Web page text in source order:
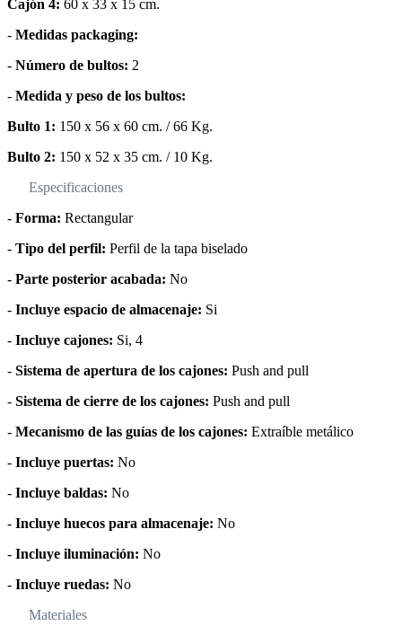
Cajón 4: 60 x 33 x 15 cm.
- Medidas packaging:
- Número de bultos: 2
- Medida y peso de los bultos:
Bulto 1: 150 x 56 x 60 cm. / 66 Kg.
Bulto 2: 150 x 52 x 35 cm. / 10 Kg.
Especificaciones
- Forma: Rectangular
- Tipo del perfil: Perfil de la tapa biselado
- Parte posterior acabada: No
- Incluye espacio de almacenaje: Si
- Incluye cajones: Si, 4
- Sistema de apertura de los cajones: Push and pull
- Sistema de cierre de los cajones: Push and pull
- Mecanismo de las guías de los cajones: Extraíble metálico
- Incluye puertas: No
- Incluye baldas: No
- Incluye huecos para almacenaje: No
- Incluye iluminación: No
- Incluye ruedas: No
Materiales